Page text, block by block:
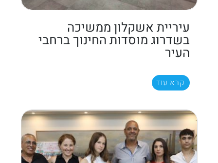
עיריית אשקלון ממשיכה
בשדרוג מוסדות החינוך ברחבי
העיר
קרא עוד